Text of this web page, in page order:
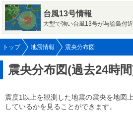
台風13号情報
大型で強い台風13号が与論島付
トップ 地震情報 震央分布図
震央分布図(過去24時
震度1以上を観測した地震の震央を地図
しているかを見ることができます。